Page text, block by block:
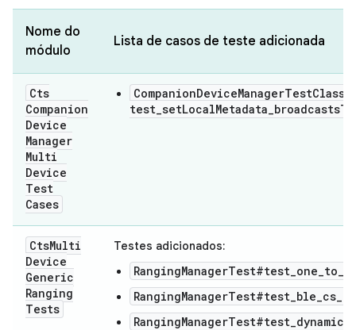
Nome do
módulo
Lista de casos de teste adicionada
Cts
Companion
Device
Manager
Multi
Device
Test
Cases
CompanionDeviceManagerTestClass#
CtsMulti
Device
Generic
Ranging
Tests
Testes adicionados: